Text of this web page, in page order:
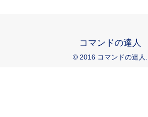
コマンドの達人
© 2016 コマンドの達人.